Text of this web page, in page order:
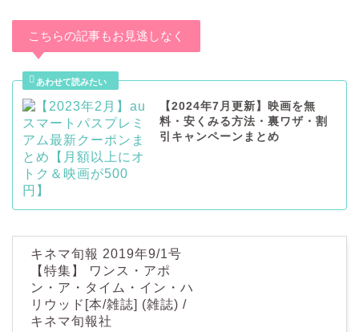
こちらの記事もお見逃しなく
【2024年7月更新】映画を無
料・安くみる方法・裏ワザ・割
引キャンペーンまとめ
キネマ旬報 2019年9/1号
【特集】 ワンス・アポ
ン・ア・タイム・イン・ハ
リウッド[本/雑誌] (雑誌) /
キネマ旬報社